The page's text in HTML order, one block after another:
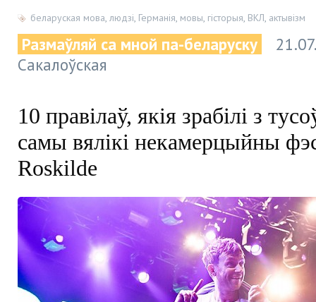
беларуская мова, людзі, Германія, мовы, гісторыя, ВКЛ, актывізм
Размаўляй са мной па-беларуску
Сакалоўская
10 правілаў, якія зрабілі з
самы вялікі некамерцыйны
Roskilde